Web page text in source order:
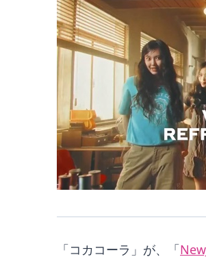
「コカコーラ」が、「